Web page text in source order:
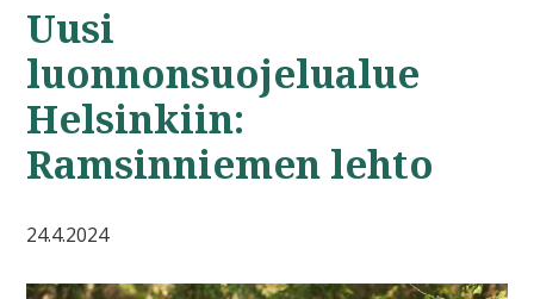
Uusi
luonnonsuojelualue
Helsinkiin:
Ramsinniemen lehto
24.4.2024